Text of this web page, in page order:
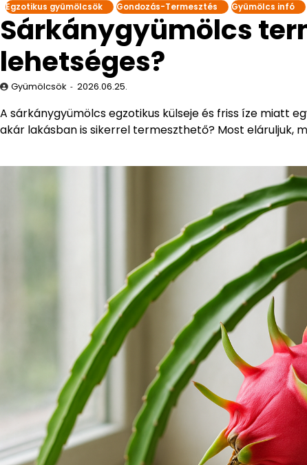
Egzotikus gyümölcsök Gondozás-Termesztés Gyümölcs infó
Sárkánygyümölcs
lehetséges?
Gyümölcsök 2026.06.25.
A sárkánygyümölcs egzotikus külseje és friss íze miatt
akár lakásban is sikerrel termeszthető? Most eláruljuk,